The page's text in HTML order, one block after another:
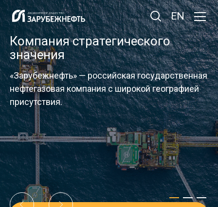
EN
опыта и современных
добывает нефть
и континентальном шельфе,
на собственные разработки
экспертизу.
Компания стратегического
значения
«Зарубежнефть» — российская государственная
нефтегазовая компания с широкой географией
присутствия.